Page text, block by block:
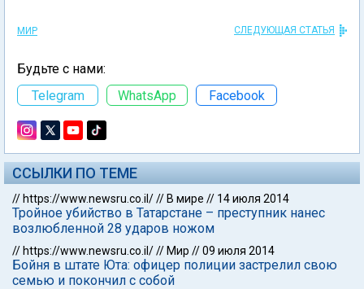
МИР СЛЕДУЮЩАЯ СТАТЬЯ
Будьте с нами:
Telegram
WhatsApp Facebook
ССЫЛКИ ПО ТЕМЕ
// https://www.newsru.co.il/// В мире // 14 июля 2014
Тройное убийство в Татарстане – преступник нанес
возлюбленной 28 ударов ножом
// https://www.newsru.co.il/// Мир //09 июля 2014
Бойня в штате Юта: офицер полиции застрелил свою
семью и покончил с собой